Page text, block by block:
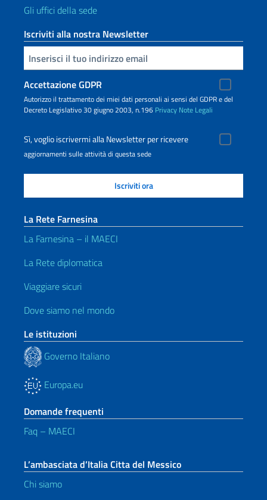
Gli uffici della sede
Iscriviti alla nostra Newsletter
Inserisci la tua email
Accettazione GDPR
Autorizzo il trattamento dei miei dati personali ai sensi del GDPR e del
Decreto Legislativo 30 giugno 2003, n.196 Privacy Note Legali
Sì, voglio iscrivermi alla Newsletter per ricevere
aggiornamenti sulle attività di questa sede
La Rete Farnesina
La Farnesina – il MAECI
La Rete diplomatica
Viaggiare sicuri
Dove siamo nel mondo
Le istituzioni
Governo Italiano
Europa.eu
Domande frequenti
Faq – MAECI
L’ambasciata d’Italia Citta del Messico
Chi siamo